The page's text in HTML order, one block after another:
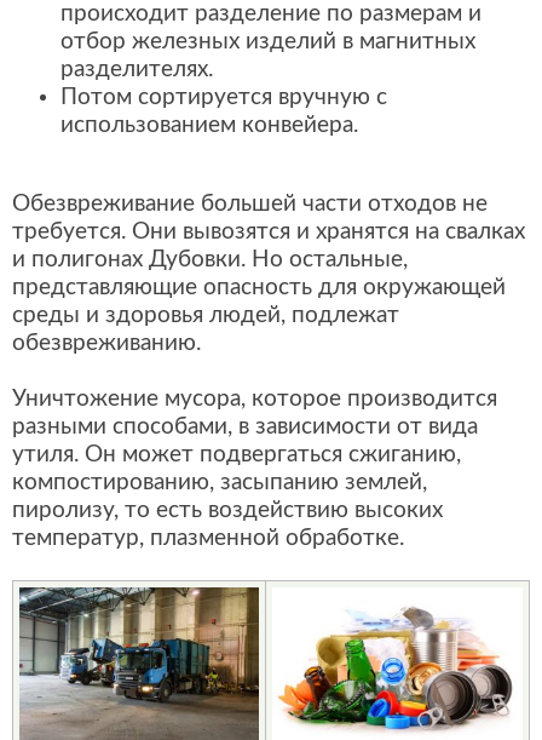
происходит разделение по размерам и
отбор железных изделий в магнитных
разделителях.
Потом сортируется вручную с
использованием конвейера.
Обезвреживание большей части отходов не
требуется. Они вывозятся и хранятся на свалках
и полигонах Дубовки. Но остальные,
представляющие опасность для окружающей
среды и здоровья людей, подлежат
обезвреживанию.
Уничтожение мусора, которое производится
разными способами, в зависимости от вида
утиля. Он может подвергаться сжиганию,
компостированию, засыпанию землей,
пиролизу, то есть воздействию высоких
температур, плазменной обработке.